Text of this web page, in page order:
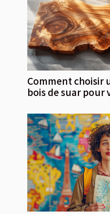
Comment choisir
bois de suar